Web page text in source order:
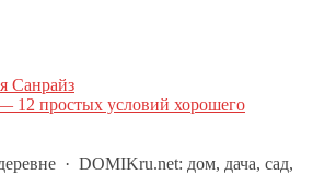
Санрайз
12 простых условий хорошего
· DOMIKru.net: дом, дача, сад,